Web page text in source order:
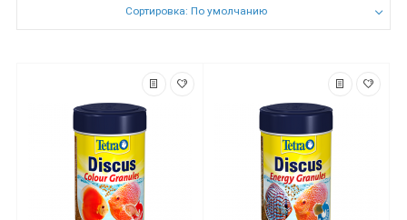
Сортировка: По умолчанию